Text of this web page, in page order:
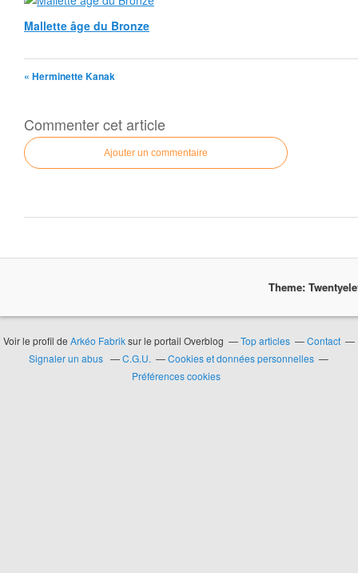
Mallette âge du Bronze
« Herminette Kanak
Commenter cet article
Ajouter un commentaire
Theme:
Voir le profil de Arkéo Fabriksur le portail Overblog Top articles
Contact
Signaler un abus
C.G.U.
Cookies et données personnelles
Préférences cookies